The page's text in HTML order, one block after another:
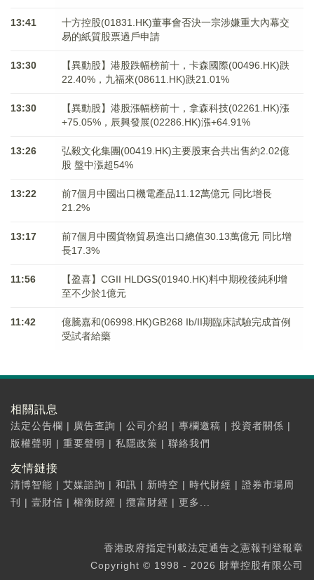
13:41
十方控股(01831.HK)董事會否決一宗涉嫌重大內幕交
易的紙質股票過戶申請
13:30
【異動股】港股跌幅榜前十，卡森國際(00496.HK)跌
22.40%，九福來(08611.HK)跌21.01%
13:30
【異動股】港股漲幅榜前十，拿森科技(02261.HK)漲
+75.05%，辰興發展(02286.HK)漲+64.91%
13:26
弘毅文化集團(00419.HK)主要股東合共出售約2.02億
股 盤中漲超54%
13:22
前7個月中國出口機電產品11.12萬億元 同比增長
21.2%
13:17
前7個月中國貨物貿易進出口總值30.13萬億元 同比增
長17.3%
11:56
【盈喜】CGII HLDGS(01940.HK)料中期稅後純利增
至不少於1億元
11:42
億騰嘉和(06998.HK)GB268 Ib/II期臨床試驗完成首例
受試者給藥
相關訊息
法定公告欄 | 廣告查詢 | 公司介紹 | 專欄邀稿 | 投資者關係 |
版權聲明 | 重要聲明 | 私隱政策 | 聯絡我們
友情鏈接
清博智能 | 艾媒諮詢 | 和訊 | 新時空 | 時代財經 | 證券市場周
刊
| 壹財信 | 權衡財經 | 攬富財經 | 更多...
香港政府指定刊載法定通告之憲報刊登報章
Copyright © 1998 - 2026 財華控股有限公司